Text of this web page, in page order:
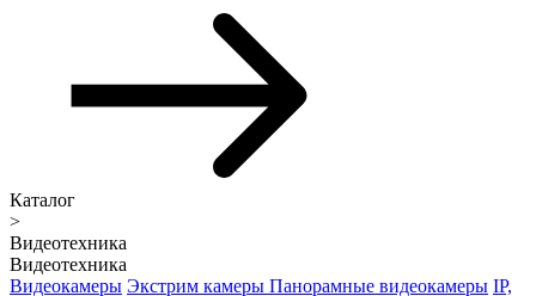
Каталог
>
Видеотехника
Видеотехника
Видеокамеры Экстрим камеры Панорамные видеокамеры IP,